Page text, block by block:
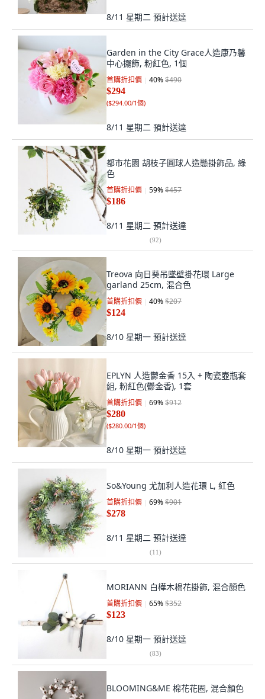
8/11 星期二 預計送達
Garden in the City Grace人造康乃馨
中心擺飾, 粉紅色, 1個
首購折扣價 40%$490
$294
($294.00/1個)
8/11 星期二 預計送達
都市花園 胡枝子圓球人造懸掛飾品, 綠
色
首購折扣價 59%$457
$186
8/11 星期二 預計送達
(92)
Treova 向日葵吊墜壁掛花環 Large
garland 25cm, 混合色
首購折扣價 40%$207
$124
8/10 星期一 預計送達
EPLYN 人造鬱金香 15入 + 陶瓷壺瓶套
組, 粉紅色(鬱金香), 1套
首購折扣價 69%$912
$280
($280.00/1個)
8/10 星期一 預計送達
So&Young 尤加利人造花環 L, 紅色
首購折扣價 69%$901
$278
8/11 星期二 預計送達
(11)
MORIANN 白樺木棉花掛飾, 混合顏色
首購折扣價 65%$352
$123
8/10 星期一 預計送達
(83)
BLOOMING&ME 棉花花圈, 混合顏色